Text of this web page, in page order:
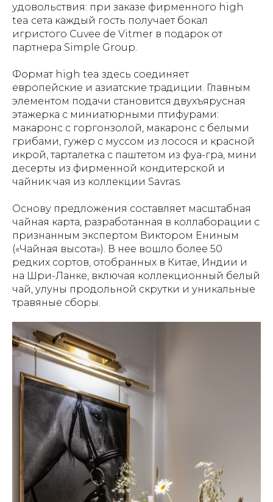
удовольствия: при заказе фирменного high
tea сета каждый гость получает бокал
игристого Cuvee de Vitmer в подарок от
партнера Simple Group.
Формат high tea здесь соединяет
европейские и азиатские традиции. Главным
элементом подачи становится двухъярусная
этажерка с миниатюрными птифурами:
макаронс с горгонзолой, макаронс с белыми
грибами, гужер с муссом из лосося и красной
икрой, тарталетка с паштетом из фуа-гра, мини
десерты из фирменной кондитерской и
чайник чая из коллекции Savras.
Основу предложения составляет масштабная
чайная карта, разработанная в коллаборации с
признанным экспертом Виктором Ениным
(«Чайная высота»). В нее вошло более 50
редких сортов, отобранных в Китае, Индии и
на Шри-Ланке, включая коллекционный белый
чай, улуны продольной скрутки и уникальные
травяные сборы.